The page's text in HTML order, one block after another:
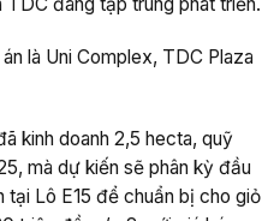
là Uni Complex, TDC Plaza
kinh doanh 2,5 hecta, quỹ
mà dự kiến sẽ phân kỳ đầu
Lô E15 để chuẩn bị cho giỏ